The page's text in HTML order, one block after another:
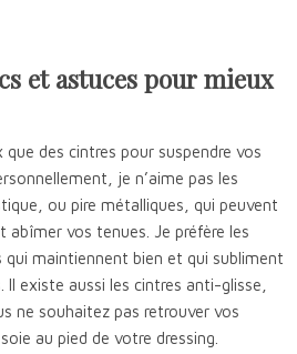
et astuces pour mieux
que des cintres pour suspendre vos
je n’aime pas les
ou pire métalliques, qui peuvent
abîmer vos tenues. Je préfère les
qui maintiennent bien et qui subliment
Il existe aussi les cintres anti-glisse,
ne souhaitez pas retrouver vos
au pied de votre dressing.